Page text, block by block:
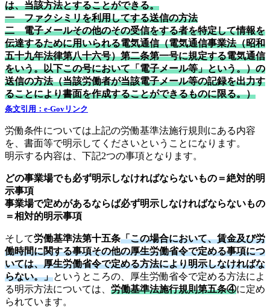
は、当該方法とすることができる。
一 ファクシミリを利用してする送信の方法
二 電子メールその他のその受信をする者を特定して情報を
伝達するために用いられる電気通信（電気通信事業法（昭和
五十九年法律第八十六号）第二条第一号に規定する電気通信
をいう。以下この号において「電子メール等」という。）の
送信の方法（当該労働者が当該電子メール等の記録を出力す
ることにより書面を作成することができるものに限る。）
条文引用：e-Govリンク
労働条件については上記の労働基準法施行規則にある内容
を、書面等で明示してくださいということになります。
明示する内容は、下記2つの事項となります。
どの事業場でも必ず明示しなければならないもの＝絶対的明
示事項
事業場で定めがあるならば必ず明示しなければならないもの
＝相対的明示事項
そして労働基準法第十五条「この場合において、賃金及び労
働時間に関する事項その他の厚生労働省令で定める事項につ
いては、厚生労働省令で定める方法により明示しなければな
らない。」というところの、厚生労働省令で定める方法によ
る明示方法については、 労働基準法施行規則第五条④に定め
られています。